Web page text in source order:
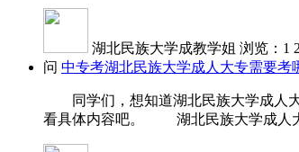
湖北民族大学成教学姐 浏览：1
问 中专考湖北民族大学成人大专需要考
同学们，想知道湖北民族大学成人大
看具体内容吧。 湖北民族大学成人